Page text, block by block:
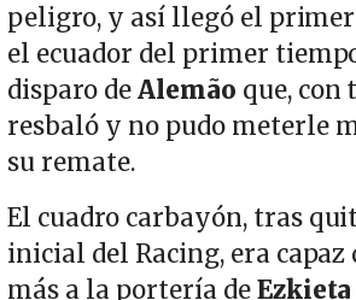
peligro, y así llegó el
el ecuador del primer
disparo deAlemão que, con
resbaló y no pudo meterle
su remate.
El cuadro carbayón, tras
inicial del Racing, era capaz
más a la portería deEzkieta